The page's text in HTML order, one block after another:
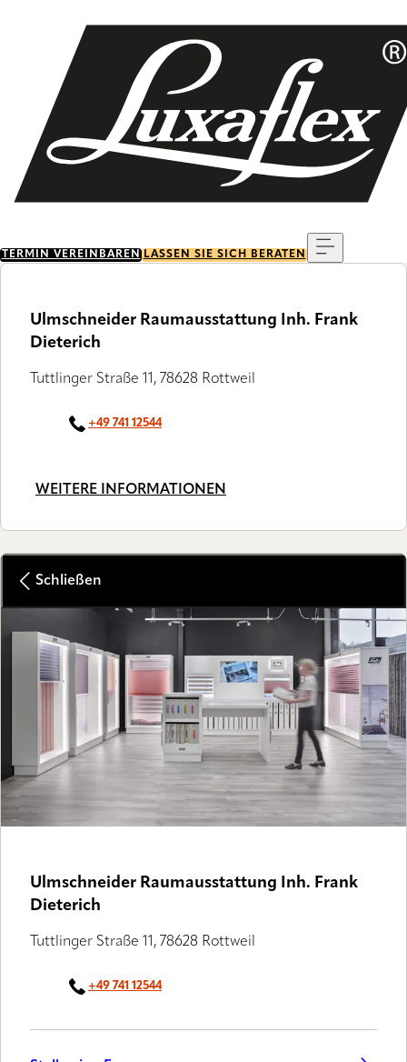
TERMIN VEREINBAREN LASSEN SIE SICH BERATEN
Ulmschneider Raumausstattung Inh. Frank
Dieterich
Tuttlinger Straße 11, 78628 Rottweil
+49 741 12544
WEITERE INFORMATIONEN
Schließen
Ulmschneider Raumausstattung Inh. Frank
Dieterich
Tuttlinger Straße 11, 78628 Rottweil
+49 741 12544